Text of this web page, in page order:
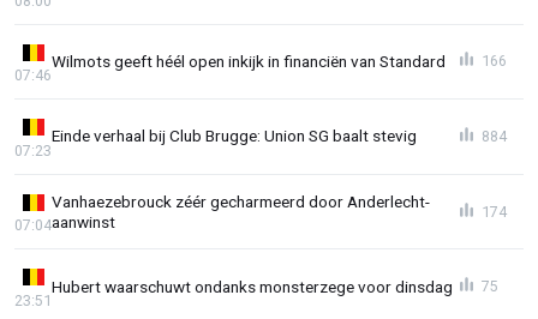
Wilmots geeft héél open inkijk in financiën van Standard
07:46
166
Einde verhaal bij Club Brugge: Union SG baalt stevig
07:23
884
Vanhaezebrouck zéér gecharmeerd door Anderlecht-
aanwinst
07:04
174
Hubert waarschuwt ondanks monsterzege voor dinsdag
23:51
75